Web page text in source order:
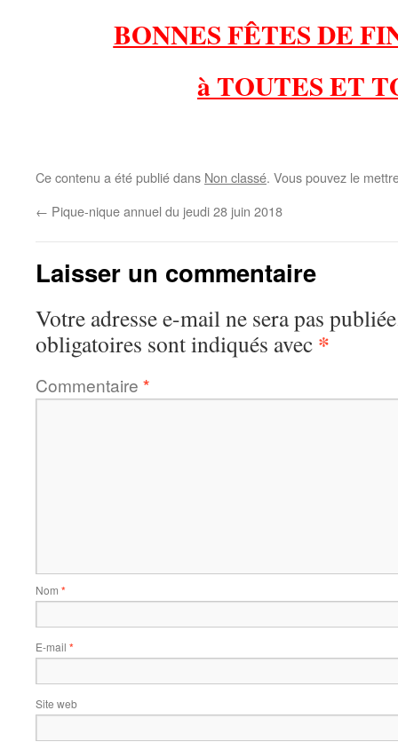
BONNES FÊTES DE
à TOUTES ET
Ce contenu a été publié dans Non classé. Vous pouvez le
← Pique-nique annuel du jeudi 28 juin 2018
Laisser un commentaire
Votre adresse e-mail ne sera pas
obligatoires sont indiqués avec *
Commentaire *
Nom *
E-mail *
Site web